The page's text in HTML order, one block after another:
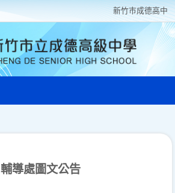
新竹巿成德高中
輔導處圖文公告